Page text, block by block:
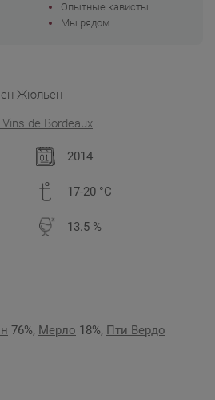
Жюльен
de Bordeauх
2014
17-20 °C
13.5 %
76%, Мерло 18%, Пти Вердо
Опытные кависты
Мы рядом